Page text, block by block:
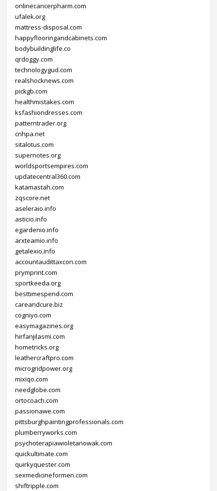
onlinecancerpharm.com
ufalek.org
mattress-disposal.com
happyflooringandcabinets.com
bodybuildinglife.co
qrdoggy.com
technologygud.com
realshocknews.com
pickgb.com
healthmistakes.com
ksfashiondresses.com
patterntrader.org
cnhpa.net
sitalotus.com
supernotes.org
worldsportsempires.com
updatecentral360.com
katamastah.com
zqscore.net
aseleraio.info
asticio.info
egardenio.info
arxteamio.info
getalexio.info
accountaudittaxcon.com
prymprint.com
sportkeeda.org
besttimespend.com
careandcure.biz
cogniyo.com
easymagazines.org
hirfanjilasmi.com
hometricks.org
leathercraftpro.com
microgridpower.org
mixiqo.com
needglobe.com
ortocoach.com
passionawe.com
pittsburghpaintingprofessionals.com
plumberryworks.com
psychoterapiawioletanowak.com
quickultimate.com
quirkyquester.com
sexmedicineformen.com
shiftripple.com